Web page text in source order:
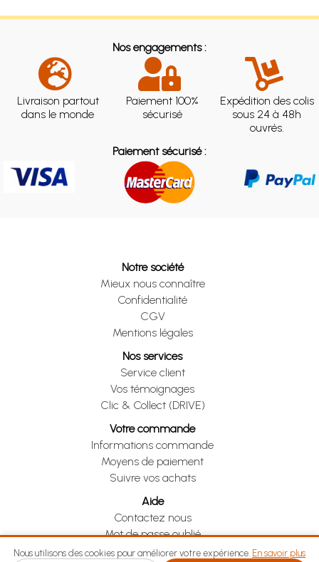
Nos engagements :
Livraison partout
dans le monde
Paiement 100%
sécurisé
Expédition des colis
sous 24 à 48h
ouvrés.
Paiement sécurisé :
Notre société
Mieux nous connaître
Confidentialité
CGV
Mentions légales
Nos services
Service client
Vos témoignages
Clic & Collect (DRIVE)
Votre commande
Informations commande
Moyens de paiement
Suivre vos achats
Aide
Contactez nous
Mot de passe oublié
Je me rétracte
Nous utilisons des cookies pour améliorer votre expérience. En savoir plus